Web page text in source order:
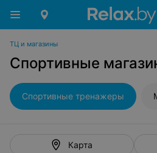
ТЦ и магазины
Спортивные
Спортивные тренажеры
Карта